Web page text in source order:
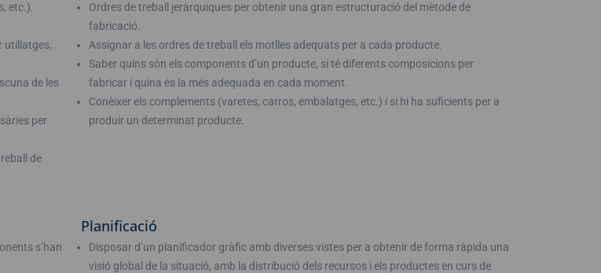
etc.).
utillatges,
de les
per
de
Ordres de treball jeràrquiques per obtenir una gran estructuració del mètode de
fabricació.
Assignar a les ordres de treball els motlles adequats per a cada producte.
Saber quins són els components d’un producte, si té diferents composicions per
fabricar i quina és la més adequada en cada moment.
Conèixer els complements (varetes, carros, embalatges, etc.) i si hi ha suficients per a
produir un determinat producte.
s’han
Planificació
Disposar d’un planificador gràfic amb diverses vistes per a obtenir de forma ràpida una
visió global de la situació, amb la distribució dels recursos i els productes en curs de